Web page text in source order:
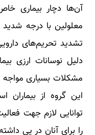
آن‌ها دچار بیماری
تشدید تحریم‌های
دلیل نوسانات ارزی
مشکلات بسیاری مواجه
این گروه از
توانایی لازم جهت
را برای آنان در پی